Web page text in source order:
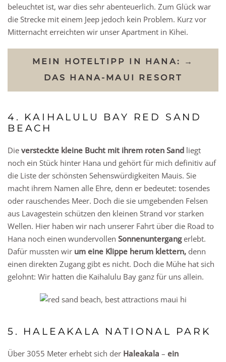
beleuchtet ist, war dies sehr abenteuerlich. Zum Glück war
die Strecke mit einem Jeep jedoch kein Problem. Kurz vor
Mitternacht erreichten wir unser Apartment in Kihei.
MEIN HOTELTIPP IN HANA: →
DAS HANA-MAUI RESORT
4. KAIHALULU BAY RED SAND
BEACH
Die versteckte kleine Bucht mit ihrem roten Sand liegt
noch ein Stück hinter Hana und gehört für mich definitiv auf
die Liste der schönsten Sehenswürdigkeiten Mauis. Sie
macht ihrem Namen alle Ehre, denn er bedeutet: tosendes
oder rauschendes Meer. Doch die sie umgebenden Felsen
aus Lavagestein schützen den kleinen Strand vor starken
Wellen. Hier haben wir nach unserer Fahrt über die Road to
Hana noch einen wundervollen Sonnenuntergangerlebt.
Dafür mussten wir um eine Klippe herum klettern, denn
einen direkten Zugang gibt es nicht. Doch die Mühe hat sich
gelohnt: Wir hatten die Kaihalulu Bay ganz für uns allein.
5. HALEAKALA NATIONAL PARK
Über 3055 Meter erhebt sich der Haleakala – ein